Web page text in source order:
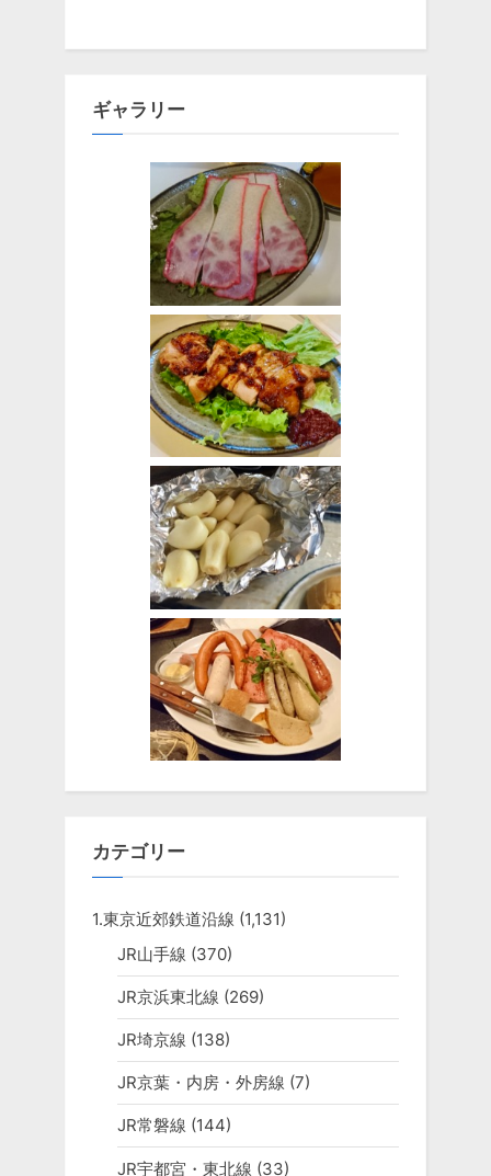
ギャラリー
カテゴリー
1.東京近郊鉄道沿線 (1,131)
JR山手線 (370)
JR京浜東北線 (269)
JR埼京線 (138)
JR京葉・内房・外房線 (7)
JR常磐線 (144)
JR宇都宮・東北線 (33)